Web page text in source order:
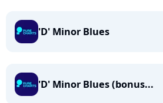
'D' Minor Blues
'D' Minor Blues (bonus...